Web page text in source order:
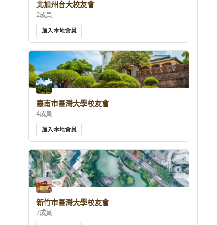
北加州台大校友會
2成員
加入本地會員
臺南市臺灣大學校友會
4成員
加入本地會員
新竹市臺灣大學校友會
7成員